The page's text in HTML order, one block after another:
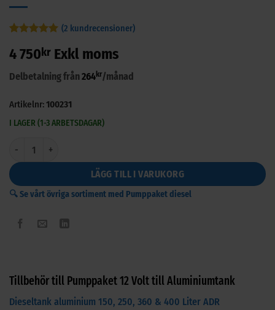
av 5
baserat på
kundrecensioner
(2 kundrecensioner)
4 750 kr Exkl moms
Delbetalning från264 kr/månad
Artikelnr:100231
I LAGER (1-3 ARBETSDAGAR)
LÄGG TILL I VARUKORG
🔍 Se vårt övriga sortiment med Pumppaket diesel
Tillbehör till Pumppaket 12 Volt till Aluminiumtank
Dieseltank aluminium 150, 250, 360 & 400 Liter ADR